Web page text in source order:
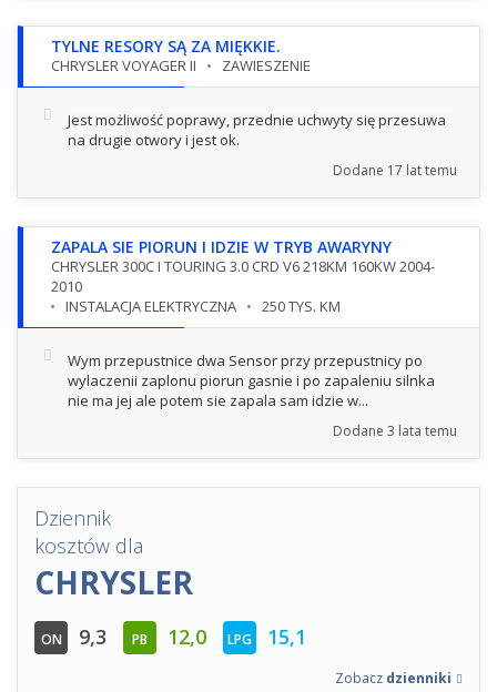
TYLNE RESORY SĄ ZA MIĘKKIE.
CHRYSLER VOYAGER II ZAWIESZENIE
Jest możliwość poprawy, przednie uchwyty się przesuwa
na drugie otwory i jest ok.
Dodane 17 lat temu
ZAPALA SIE PIORUN I IDZIE W TRYB AWARYNY
CHRYSLER 300C I TOURING 3.0 CRD V6 218KM 160KW 2004-
2010
INSTALACJA ELEKTRYCZNA
250 TYS. KM
Wym przepustnice dwa Sensor przy przepustnicy po
wylaczenii zaplonu piorun gasnie i po zapaleniu silnka
nie ma jej ale potem sie zapala sam idzie w...
Dodane 3 lata temu
Dziennik
kosztów dla
CHRYSLER
ON 9,3 PB 12,0 LPG 15,1
Zobacz dzienniki